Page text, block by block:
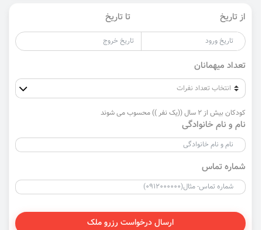
از تاریخ تا تاریخ
تعداد میهمانان
کودکان بیش از 2 سال ((یک نفر )) محسوب می شوند
نام و نام خانوادگی
شماره تماس
ارسال درخواست رزرو ملک